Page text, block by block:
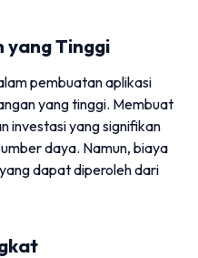
yang Tinggi
pembuatan aplikasi
yang tinggi. Membuat
investasi yang signifikan
daya. Namun, biaya
dapat diperoleh dari